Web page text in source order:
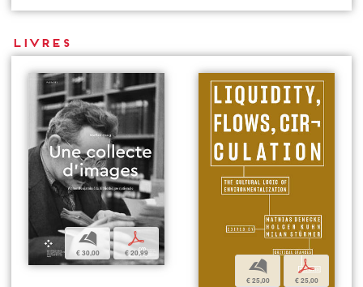
Livres
b
€ 30,00
p
€ 20,99
b
€ 25,00
p
€ 25,00